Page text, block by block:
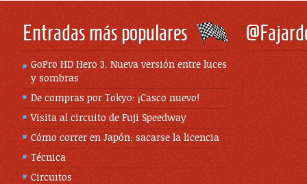
Entradas más populares
GoPro HD Hero 3. Nueva versión entre luces
y sombras
De compras por Tokyo: ¡Casco nuevo!
Visita al circuito de Fuji Speedway
Cómo correr en Japón: sacarse la licencia
Técnica
Circuitos